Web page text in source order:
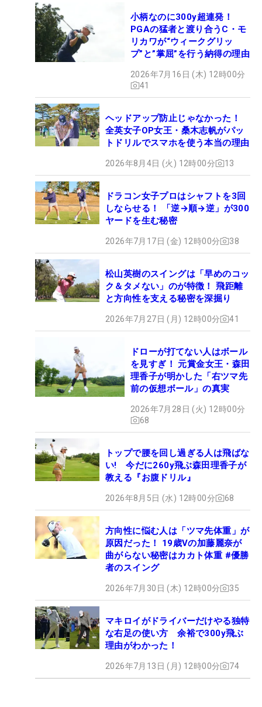
小柄なのに300y超連発！
PGAの猛者と渡り合うC・モ
リカワが“ウィークグリッ
プ”と”掌屈”を行う納得の理由
2026年7月16日 (木) 12時00分
41
ヘッドアップ防止じゃなかった！
全英女子OP女王・桑木志帆がパッ
トドリルでスマホを使う本当の理由
2026年8月4日 (火) 12時00分 13
ドラコン女子プロはシャフトを3回
しならせる！ 「逆→順→逆」が300
ヤードを生む秘密
2026年7月17日 (金) 12時00分 38
松山英樹のスイングは「早めのコッ
ク＆タメない」のが特徴！ 飛距離
と方向性を支える秘密を深掘り
2026年7月27日 (月) 12時00分 41
ドローが打てない人はボール
を見すぎ！ 元賞金女王・森田
理香子が明かした「右ツマ先
前の仮想ボール」の真実
2026年7月28日 (火) 12時00分
68
トップで腰を回し過ぎる人は飛ばな
い! 今だに260y飛ぶ森田理香子が
教える『お腹ドリル』
2026年8月5日 (水) 12時00分 68
方向性に悩む人は「ツマ先体重」が
原因だった！ 19歳Vの加藤麗奈が
曲がらない秘密はカカト体重 #優勝
者のスイング
2026年7月30日 (木) 12時00分 35
マキロイがドライバーだけやる独特
な右足の使い方 余裕で300y飛ぶ
理由がわかった！
2026年7月13日 (月) 12時00分 74